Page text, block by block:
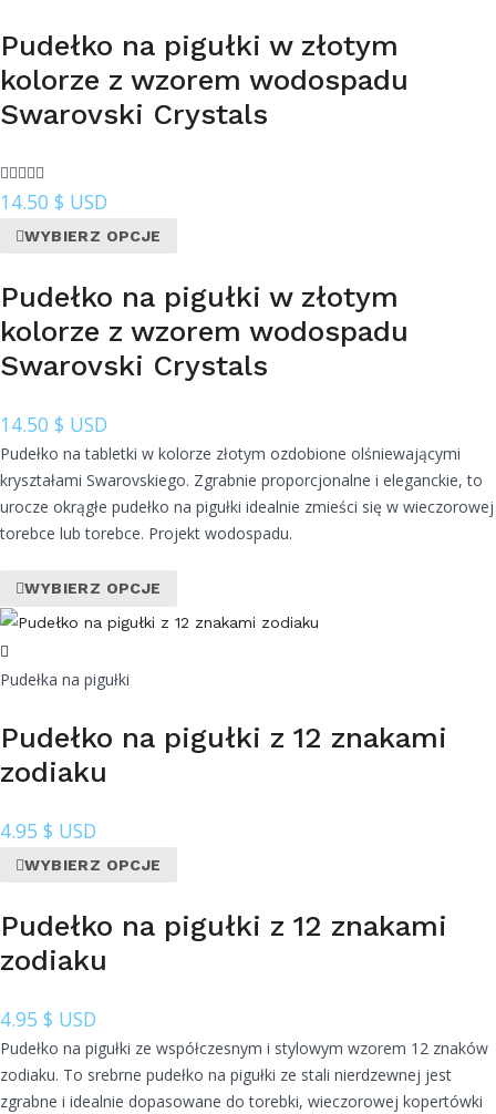
Pudełko na pigułki w złotym
kolorze z wzorem wodospadu
Swarovski Crystals
14.50 $ USD
WYBIERZ OPCJE
Pudełko na pigułki w złotym
kolorze z wzorem wodospadu
Swarovski Crystals
14.50 $ USD
Pudełko na tabletki w kolorze złotym ozdobione olśniewającymi
kryształami Swarovskiego. Zgrabnie proporcjonalne i eleganckie, to
urocze okrągłe pudełko na pigułki idealnie zmieści się w wieczorowej
torebce lub torebce. Projekt wodospadu.
WYBIERZ OPCJE
Pudełka na pigułki
Pudełko na pigułki z 12 znakami
zodiaku
4.95 $ USD
WYBIERZ OPCJE
Pudełko na pigułki z 12 znakami
zodiaku
4.95 $ USD
Pudełko na pigułki ze współczesnym i stylowym wzorem 12 znaków
zodiaku. To srebrne pudełko na pigułki ze stali nierdzewnej jest
zgrabne i idealnie dopasowane do torebki, wieczorowej kopertówki